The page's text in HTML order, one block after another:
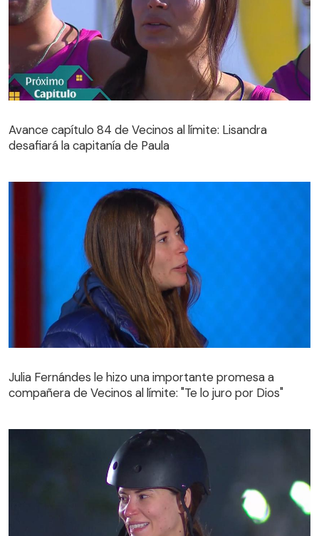
desafiará la capitanía de Paula
Avance capítulo 84 de Vecinos al límite: Lisandra
desafiará la capitanía de Paula
compañera de Vecinos al límite: "Te lo juro por Dios"
Julia Fernándes le hizo una importante promesa a
compañera de Vecinos al límite: "Te lo juro por Dios"